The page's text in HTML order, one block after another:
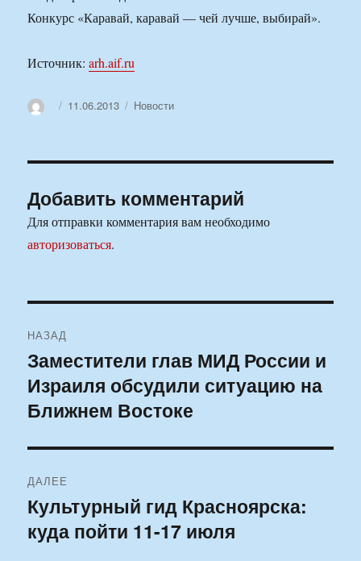
Конкурс «Каравай, каравай — чей лучше, выбирай».
Источник:arh.aif.ru
АвторОпубликовано
11.06.2013 Рубрики
Новости
Добавить комментарий
Для отправки комментария вам необходимо
авторизоваться.
по
записям
НАЗАД
Предыдущая
запись:
Заместители глав МИД России и
Израиля обсудили ситуацию на
Ближнем Востоке
ДАЛЕЕ
Следующая
запись:
Культурный гид Красноярска:
куда пойти 11-17 июля